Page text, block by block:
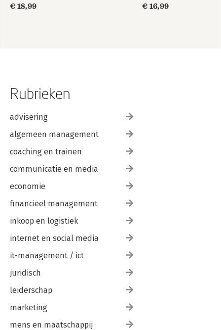
€ 18,99
€ 16,99
Rubrieken
advisering
algemeen management
coaching en trainen
communicatie en media
economie
financieel management
inkoop en logistiek
internet en social media
it-management / ict
juridisch
leiderschap
marketing
mens en maatschappij